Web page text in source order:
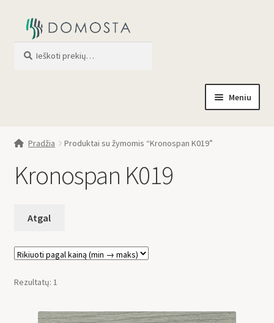
Meniu
Profilis
Pradžia Produktai su žymomis “Kronospan K019”
Kronospan K019
Rezultatų: 1